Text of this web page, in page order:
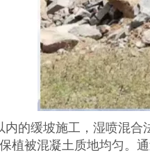
缓坡施工，湿喷混合
植被混凝土质地均匀。